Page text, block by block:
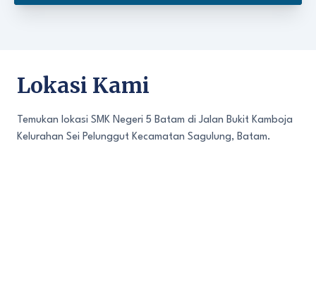
Lokasi Kami
Temukan lokasi SMK Negeri 5 Batam di Jalan Bukit Kamboja
Kelurahan Sei Pelunggut Kecamatan Sagulung, Batam.